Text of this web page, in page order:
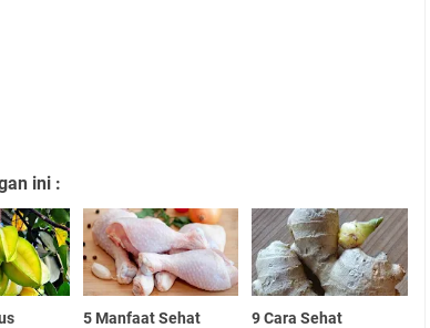
ini :
5 Manfaat Sehat
9 Cara Sehat